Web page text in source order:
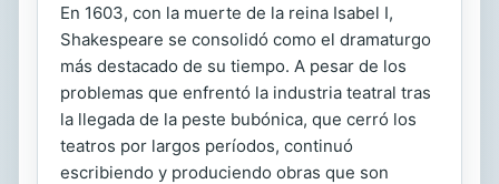
En 1603, con la muerte de la reina Isabel I,
Shakespeare se consolidó como el dramaturgo
más destacado de su tiempo. A pesar de los
problemas que enfrentó la industria teatral tras
la llegada de la peste bubónica, que cerró los
teatros por largos períodos, continuó
escribiendo y produciendo obras que son